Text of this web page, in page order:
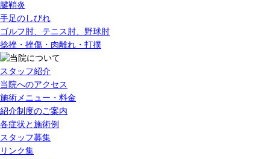
腱鞘炎
手足のしびれ
ゴルフ肘、テニス肘、野球肘
捻挫・挫傷・肉離れ・打撲
スタッフ紹介
当院へのアクセス
施術メニュー・料金
紹介制度のご案内
各症状と施術例
スタッフ募集
リンク集